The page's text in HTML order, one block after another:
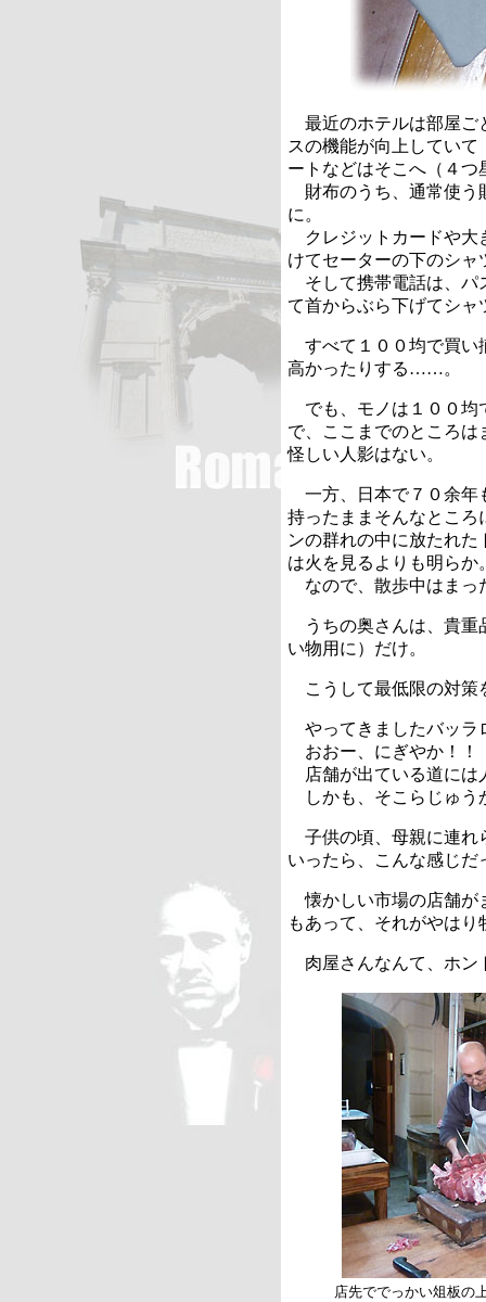
最近のホテルは部屋ご
スの機能が向上してい
ートなどはそこへ（４
財布のうち、通常使う
に。
クレジットカードや大
けてセーターの下のシャ
そして携帯電話は、パ
て首からぶら下げてシャ
すべて１００均で買い
高かったりする……。
でも、モノは１００均
で、ここまでのところ
怪しい人影はない。
一方、日本で７０余年
持ったままそんなところ
ンの群れの中に放たれ
は火を見るよりも明らか
なので、散歩中はまっ
うちの奥さんは、貴重
い物用に）だけ。
こうして最低限の対
やってきましたバッラ
おおー、にぎやか！！
店舗が出ている道には
しかも、そこらじゅう
子供の頃、母親に連れ
いったら、こんな感じ
懐かしい市場の店舗が
もあって、それがやは
肉屋さんなんて、ホン
店先ででっかい俎板の